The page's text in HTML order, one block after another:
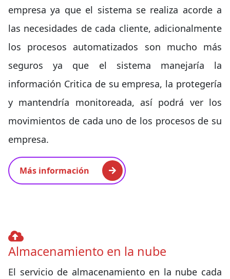
empresa ya que el sistema se realiza acorde a
las necesidades de cada cliente, adicionalmente
los procesos automatizados son mucho más
seguros ya que el sistema manejaría la
información Critica de su empresa, la protegería
y mantendría monitoreada, así podrá ver los
movimientos de cada uno de los procesos de su
empresa.
Más información
Almacenamiento en la nube
El servicio de almacenamiento en la nube cada